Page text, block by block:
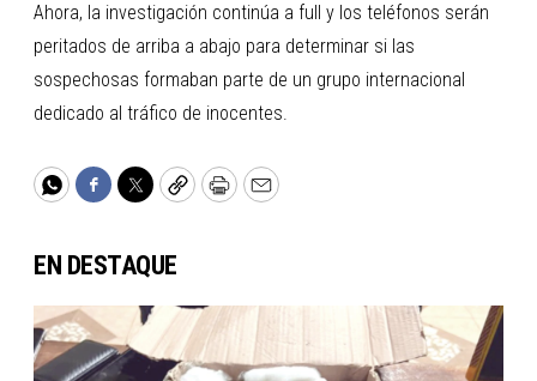
Ahora, la investigación continúa a full y los teléfonos serán
peritados de arriba a abajo para determinar si las
sospechosas formaban parte de un grupo internacional
dedicado al tráfico de inocentes.
WhatsApp
Facebook
TwitterCopyPrintEmail
EN DESTAQUE